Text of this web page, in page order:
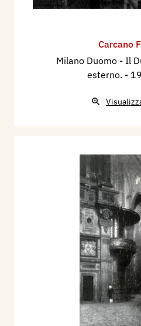
Carcano
Milano Duomo - Il
esterno. -